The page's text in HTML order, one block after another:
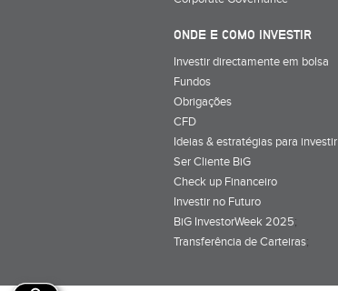
ONDE E COMO INVESTIR
Investir directamente em bolsa
Fundos
Obrigações
CFD
Ideias & estratégias para investir
Ser Cliente BiG
Check up Financeiro
Investir no Futuro
BiG InvestorWeek 2025;
Transferência de Carteiras;